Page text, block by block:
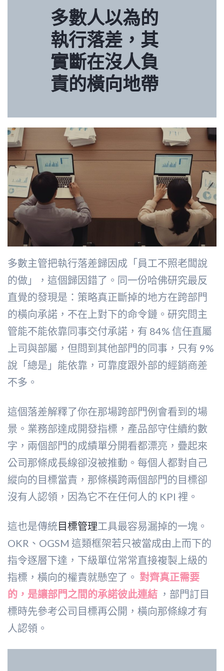
多數人以為的
執行落差，其
實斷在沒人負
責的橫向地帶
多數主管把執行落差歸因成「員工不照老闆說
的做」，這個歸因錯了。同一份哈佛研究最反
直覺的發現是：策略真正斷掉的地方在跨部門
的橫向承諾，不在上對下的命令鏈。研究問主
管能不能依靠同事交付承諾，有 84% 信任直屬
上司與部屬，但問到其他部門的同事，只有 9%
說「總是」能依靠，可靠度跟外部的經銷商差
不多。
這個落差解釋了你在那場跨部門例會看到的場
景。業務部達成開發指標，產品部守住續約數
字，兩個部門的成績單分開看都漂亮，疊起來
公司那條成長線卻沒被推動。每個人都對自己
縱向的目標當責，那條橫跨兩個部門的目標卻
沒有人認領，因為它不在任何人的 KPI 裡。
這也是傳統目標管理工具最容易漏掉的一塊。
OKR、OGSM 這類框架若只被當成由上而下的
指令逐層下達，下級單位常常直接複製上級的
指標，橫向的權責就懸空了。 對齊真正需要
的，是讓部門之間的承諾彼此連結 ，部門訂目
標時先參考公司目標再公開，橫向那條線才有
人認領。